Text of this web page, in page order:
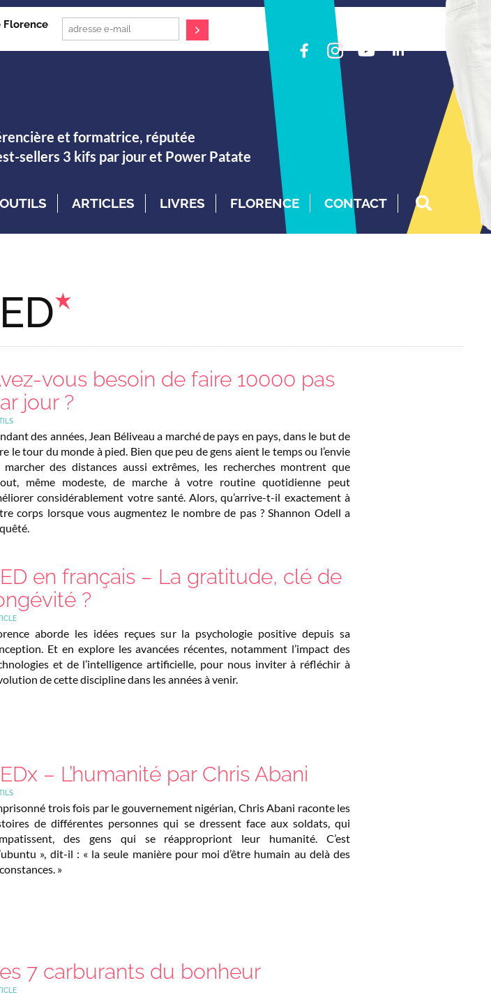
Florence
et formatrice, réputée
sellers 3 kifs par jour et Power Patate
OUTILS ARTICLES LIVRES FLORENCE CONTACT
vous besoin de faire 10000 pas
jour ?
des années, Jean Béliveau a marché de pays en pays, dans le but de
le tour du monde à pied. Bien que peu de gens aient le temps ou l’envie
marcher des distances aussi extrêmes, les recherches montrent que
même modeste, de marche à votre routine quotidienne peut
considérablement votre santé. Alors, qu’arrive-t-il exactement à
corps lorsque vous augmentez le nombre de pas ? Shannon Odell a
en français – La gratitude, clé de
?
aborde les idées reçues sur la psychologie positive depuis sa
Et en explore les avancées récentes, notamment l’impact des
et de l’intelligence artificielle, pour nous inviter à réfléchir à
de cette discipline dans les années à venir.
– L’humanité par Chris Abani
trois fois par le gouvernement nigérian, Chris Abani raconte les
de différentes personnes qui se dressent face aux soldats, qui
des gens qui se réappropriont leur humanité. C’est
», dit-il : « la seule manière pour moi d’être humain au delà des
»
7 carburants du bonheur